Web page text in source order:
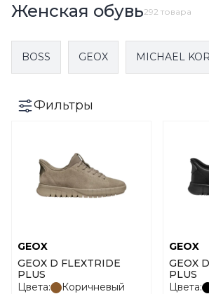
Женская обувь292 товара
BOSS GEOX MICHAEL
Фильтры
GEOX
GEOX D FLEXTRIDE
PLUS
Цвета:
Коричневый
GEOX
GEOX
PLUS
Цвета: